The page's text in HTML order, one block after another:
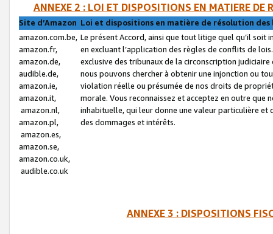
ANNEXE 2 : LOI ET DISPOSITIONS EN MATIERE DE
Site d’Amazon Loi et dispositions en matière de résolution
amazon.com.be,
amazon.fr,
amazon.de,
audible.de,
amazon.ie,
amazon.it,
amazon.nl,
amazon.pl,
amazon.es,
amazon.se,
amazon.co.uk,
audible.co.uk
Le présent Accord, ainsi que tout litige quel qu’il soit
en excluant l’application des règles de conflits de
exclusive des tribunaux de la circonscription
nous pouvons chercher à obtenir une injonction ou
violation réelle ou présumée de nos droits de
morale. Vous reconnaissez et acceptez en outre que
inhabituelle, qui leur donne une valeur particulière
des dommages et intérêts.
ANNEXE 3 : DISPOSITIONS